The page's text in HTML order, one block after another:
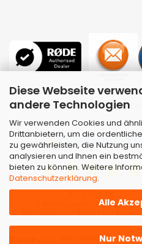
Diese Webseite
andere Technologien
Wir verwenden Cookies und
Drittanbietern, um die
zu gewährleisten, die Nutzung
analysieren und Ihnen ein
bieten zu können. Weitere
Datenschutzerklärung.
Alle
Nur
mit Gambio.de © 2026 |